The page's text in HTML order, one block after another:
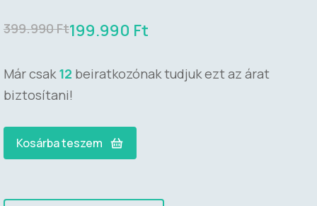
399.990Ft199.990 Ft
Már csak 12 beiratkozónak tudjuk ezt az árat
biztosítani!
Kosárba teszem